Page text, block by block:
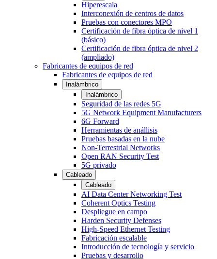
Hiperescala
Interconexión de centros de datos
Pruebas con conectores MPO
Certificación de fibra óptica de nivel 1
(básico)
Certificación de fibra óptica de nivel 2
(ampliado)
Fabricantes de equipos de red
Fabricantes de equipos de red
Inalámbrico
Inalámbrico
Seguridad de las redes 5G
5G Network Equipment Manufacturers
6G Forward
Herramientas de anállisis
Pruebas basadas en la nube
Non-Terrestrial Networks
Open RAN Security Test
5G privado
Cableado
Cableado
AI Data Center Networking Test
Coherent Optics Testing
Despliegue en campo
Harden Security Defenses
High-Speed Ethernet Testing
Fabricación escalable
Introducción de tecnología y servicio
Pruebas y desarrollo